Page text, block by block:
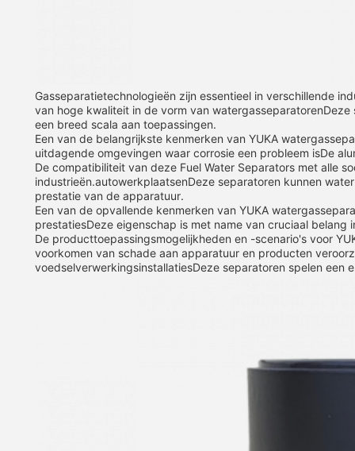
Gasseparatietechnologieën zijn essentieel in verschillende
van hoge kwaliteit in de vorm van
een breed scala aan toepassingen.
Een van de belangrijkste kenmerken van YUKA
uitdagende omgevingen waar corrosie een probleem isDe
De compatibiliteit van deze Fuel Water Separators met alle
industrieën.autowerkplaatsenDeze separatoren kunnen
prestatie van de apparatuur.
Een van de opvallende kenmerken van YUKA
prestatiesDeze eigenschap is met name van cruciaal
De producttoepassingsmogelijkheden en -scenario's voor
voorkomen van schade aan apparatuur en producten
voedselverwerkingsinstallatiesDeze separatoren spelen